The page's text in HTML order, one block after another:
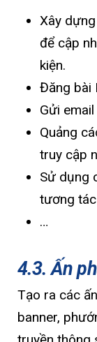
Xây
để cập
kiện.
Đăng bài
Gửi
Quảng
truy cập
Sử dụng
tương
…
4.3. Ấn
Tạo ra các
banner,